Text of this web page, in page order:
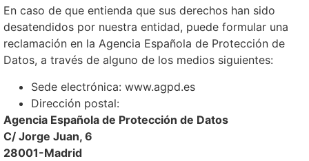
En caso de que entienda que sus derechos han sido
desatendidos por nuestra entidad, puede formular una
reclamación en la Agencia Española de Protección de
Datos, a través de alguno de los medios siguientes:
Sede electrónica: www.agpd.es
Dirección postal:
Agencia Española de Protección de Datos
C/ Jorge Juan, 6
28001-Madrid